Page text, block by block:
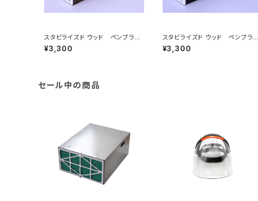
スタビライズド ウッド ペンブラン
ク（ペン制作用木材）D-11～C-20
¥3,300
スタビライズド ウッド ペンブラン
ク（ペン制作用木材）D-1～C-10
¥3,300
セール中の商品